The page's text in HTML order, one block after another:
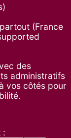
(France
des
administratifs
vos côtés pour
: